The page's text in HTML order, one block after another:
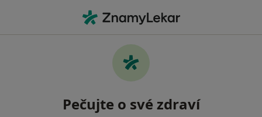
Pečujte o své zdraví
Diagnostik • Svitavy, pardubický
pojišťovna ČR Svitavy